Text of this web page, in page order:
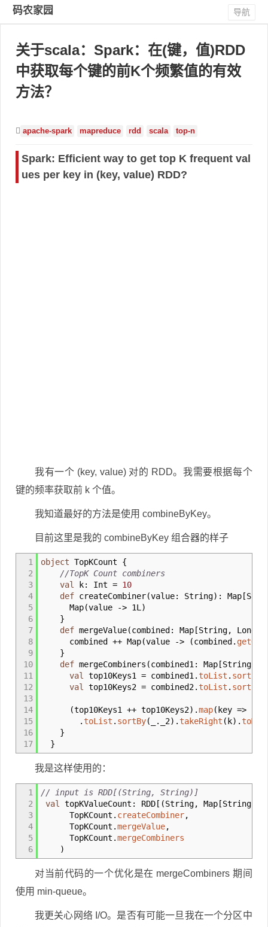
码农家园 导航
关于scala：Spark：在(键，值)RDD
中获取每个键的前K个频繁值的有效
方法？
apache-spark mapreduce rdd scala top-n
Spark: Efficient way to get top K frequent val
ues per key in (key, value) RDD?
我有一个 (key, value) 对的 RDD。我需要根据每个
键的频率获取前 k 个值。
我知道最好的方法是使用 combineByKey。
目前这里是我的 combineByKey 组合器的样子
1
2
3
4
5
6
7
8
9
10
11
12
13
14
15
16
17
object TopKCount {
//TopK Count combiners
val
k: Int = 10
def createCombiner(value: String) : Map [
Map(value -> 1L )
}
def mergeValue(combined : Map [String, Long
combined ++ Map(value -> (combined.
}
def mergeCombiners (combined1 : Map [String,
val
top10Keys1 = combined1.toList . sortBy
val
top10Keys2 = combined2.toList . sortBy
(top10Keys1 ++ top10Keys2) .map( key =>
.toList . sortBy( . 2) .takeRight ( k) .toMap
}
}
我是这样使用的：
1
2
3
4
5
6
// input is RDD[(String, String)]
val
topKValueCount : RDD [ (String, Map [String,
TopKCount. createCombiner,
TopKCount.mergeValue,
TopKCount.mergeCombiners
)
对当前代码的一个优化是在 mergeCombiners 期间
使用 min-queue。
我更关心网络 I/O。是否有可能一旦我在一个分区中